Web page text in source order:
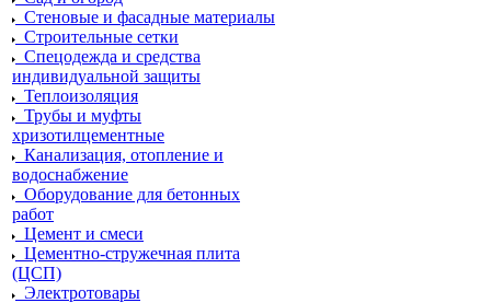
Стеновые и фасадные материалы
Строительные сетки
Спецодежда и средства
индивидуальной защиты
Теплоизоляция
Трубы и муфты
хризотилцементные
Канализация, отопление и
водоснабжение
Оборудование для бетонных
работ
Цемент и смеси
Цементно-стружечная плита
(ЦСП)
Электротовары